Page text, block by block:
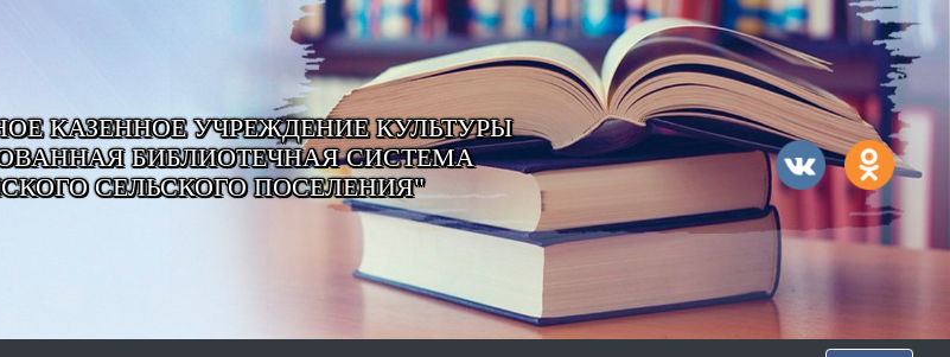
КАЗЕННОЕ УЧРЕЖДЕНИЕ КУЛЬТУРЫ
БИБЛИОТЕЧНАЯ СИСТЕМА
СЕЛЬСКОГО ПОСЕЛЕНИЯ"